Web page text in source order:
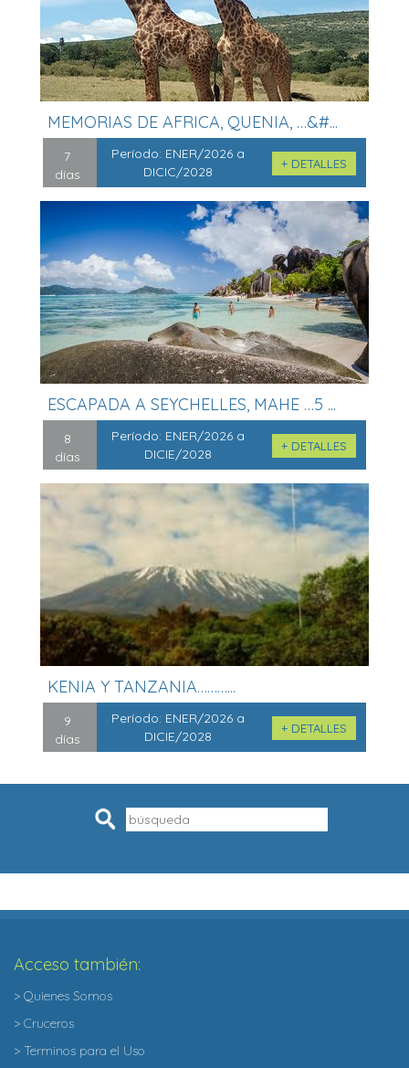
MEMORIAS DE AFRICA, QUENIA, …&#...
7
días
Período: ENER/2026 a
DICIC/2028
+ DETALLES
ESCAPADA A SEYCHELLES, MAHE …5 ...
8
días
Período: ENER/2026 a
DICIE/2028
+ DETALLES
KENIA Y TANZANIA………...
9
días
Período: ENER/2026 a
DICIE/2028
+ DETALLES
Pesquisar
Acceso también:
> Quienes Somos
> Cruceros
> Terminos para el Uso